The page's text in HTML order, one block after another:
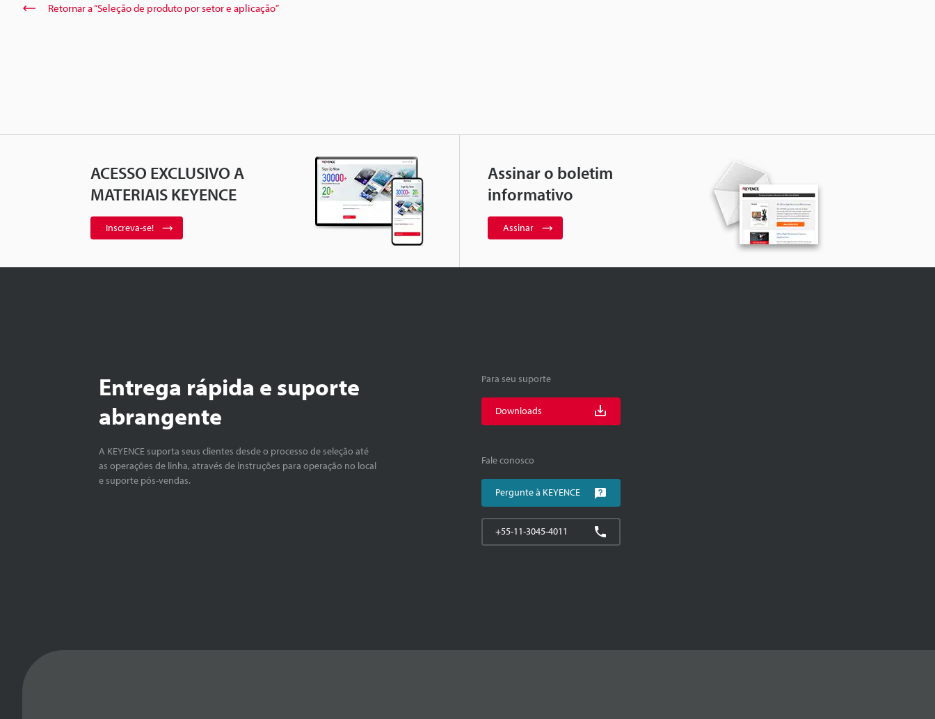
Retornar a “Seleção de produto por setor e aplicação”
ACESSO EXCLUSIVO A
MATERIAIS KEYENCE
Inscreva-se!
Assinar o boletim
informativo
Assinar
Entrega rápida e suporte
abrangente
A KEYENCE suporta seus clientes desde o processo de seleção até
as operações de linha, através de instruções para operação no local
e suporte pós-vendas.
Para seu suporte
Downloads
Fale conosco
Pergunte à KEYENCE
+55-11-3045-4011